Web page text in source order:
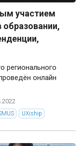
участием
регионального
онлайн
UXiship